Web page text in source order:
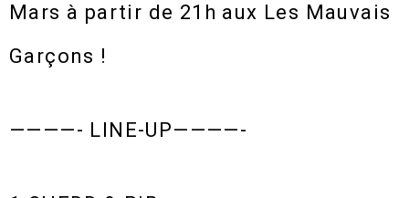
Mars à partir de 21h aux Les Mauvais
Garçons​ !
————- LINE-UP————-